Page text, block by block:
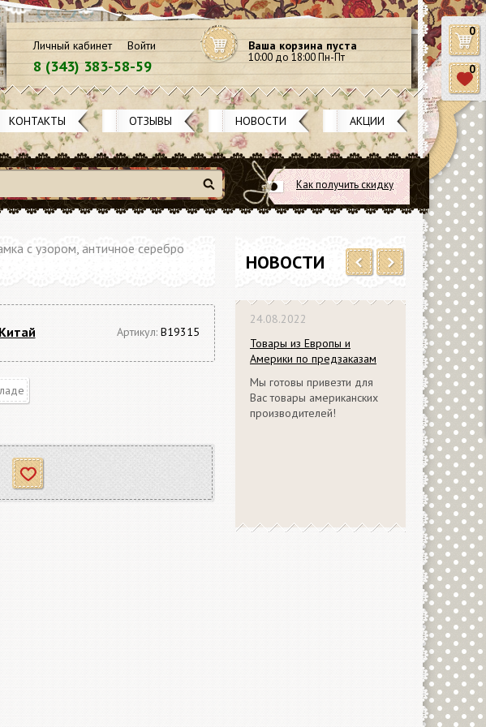
Ваша корзина пуста
10:00 до 18:00 Пн-Пт
Личный кабинет Войти
8 (343) 383-58-59
КОНТАКТЫ ОТЗЫВЫ НОВОСТИ АКЦИИ
Как получить скидку
Найти
НОВОСТИ
24.08.2022
Товары из Европы и
Америки по предзаказам
Мы готовы привезти для
Вас товары американских
производителей!
с узором, античное серебро
Китай Артикул: В19315
Отложить
0
0